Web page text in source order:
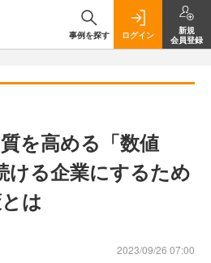
事例を探す ログイン
新規
会員登録
を高める「数値
る企業にするため
は
2023/09/26 07:00